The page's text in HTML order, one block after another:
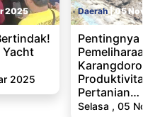
2025
Yacht
2025
Daerah|05 Nov
Pentingnya
Pemeliharaan
Karangdoro
Produktivitas
Pertanian…
Selasa , 05 Nov